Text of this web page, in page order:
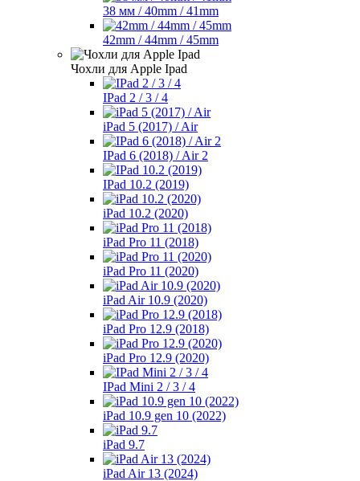
38 мм / 40mm / 41mm
42mm / 44mm / 45mm
Чохли для Apple Ipad
IPad 2 / 3 / 4
iPad 5 (2017) / Air
IPad 6 (2018) / Air 2
IPad 10.2 (2019)
iPad 10.2 (2020)
iPad Pro 11 (2018)
iPad Pro 11 (2020)
iPad Air 10.9 (2020)
iPad Pro 12.9 (2018)
iPad Pro 12.9 (2020)
IPad Mini 2 / 3 / 4
iPad 10.9 gen 10 (2022)
iPad 9.7
iPad Air 13 (2024)